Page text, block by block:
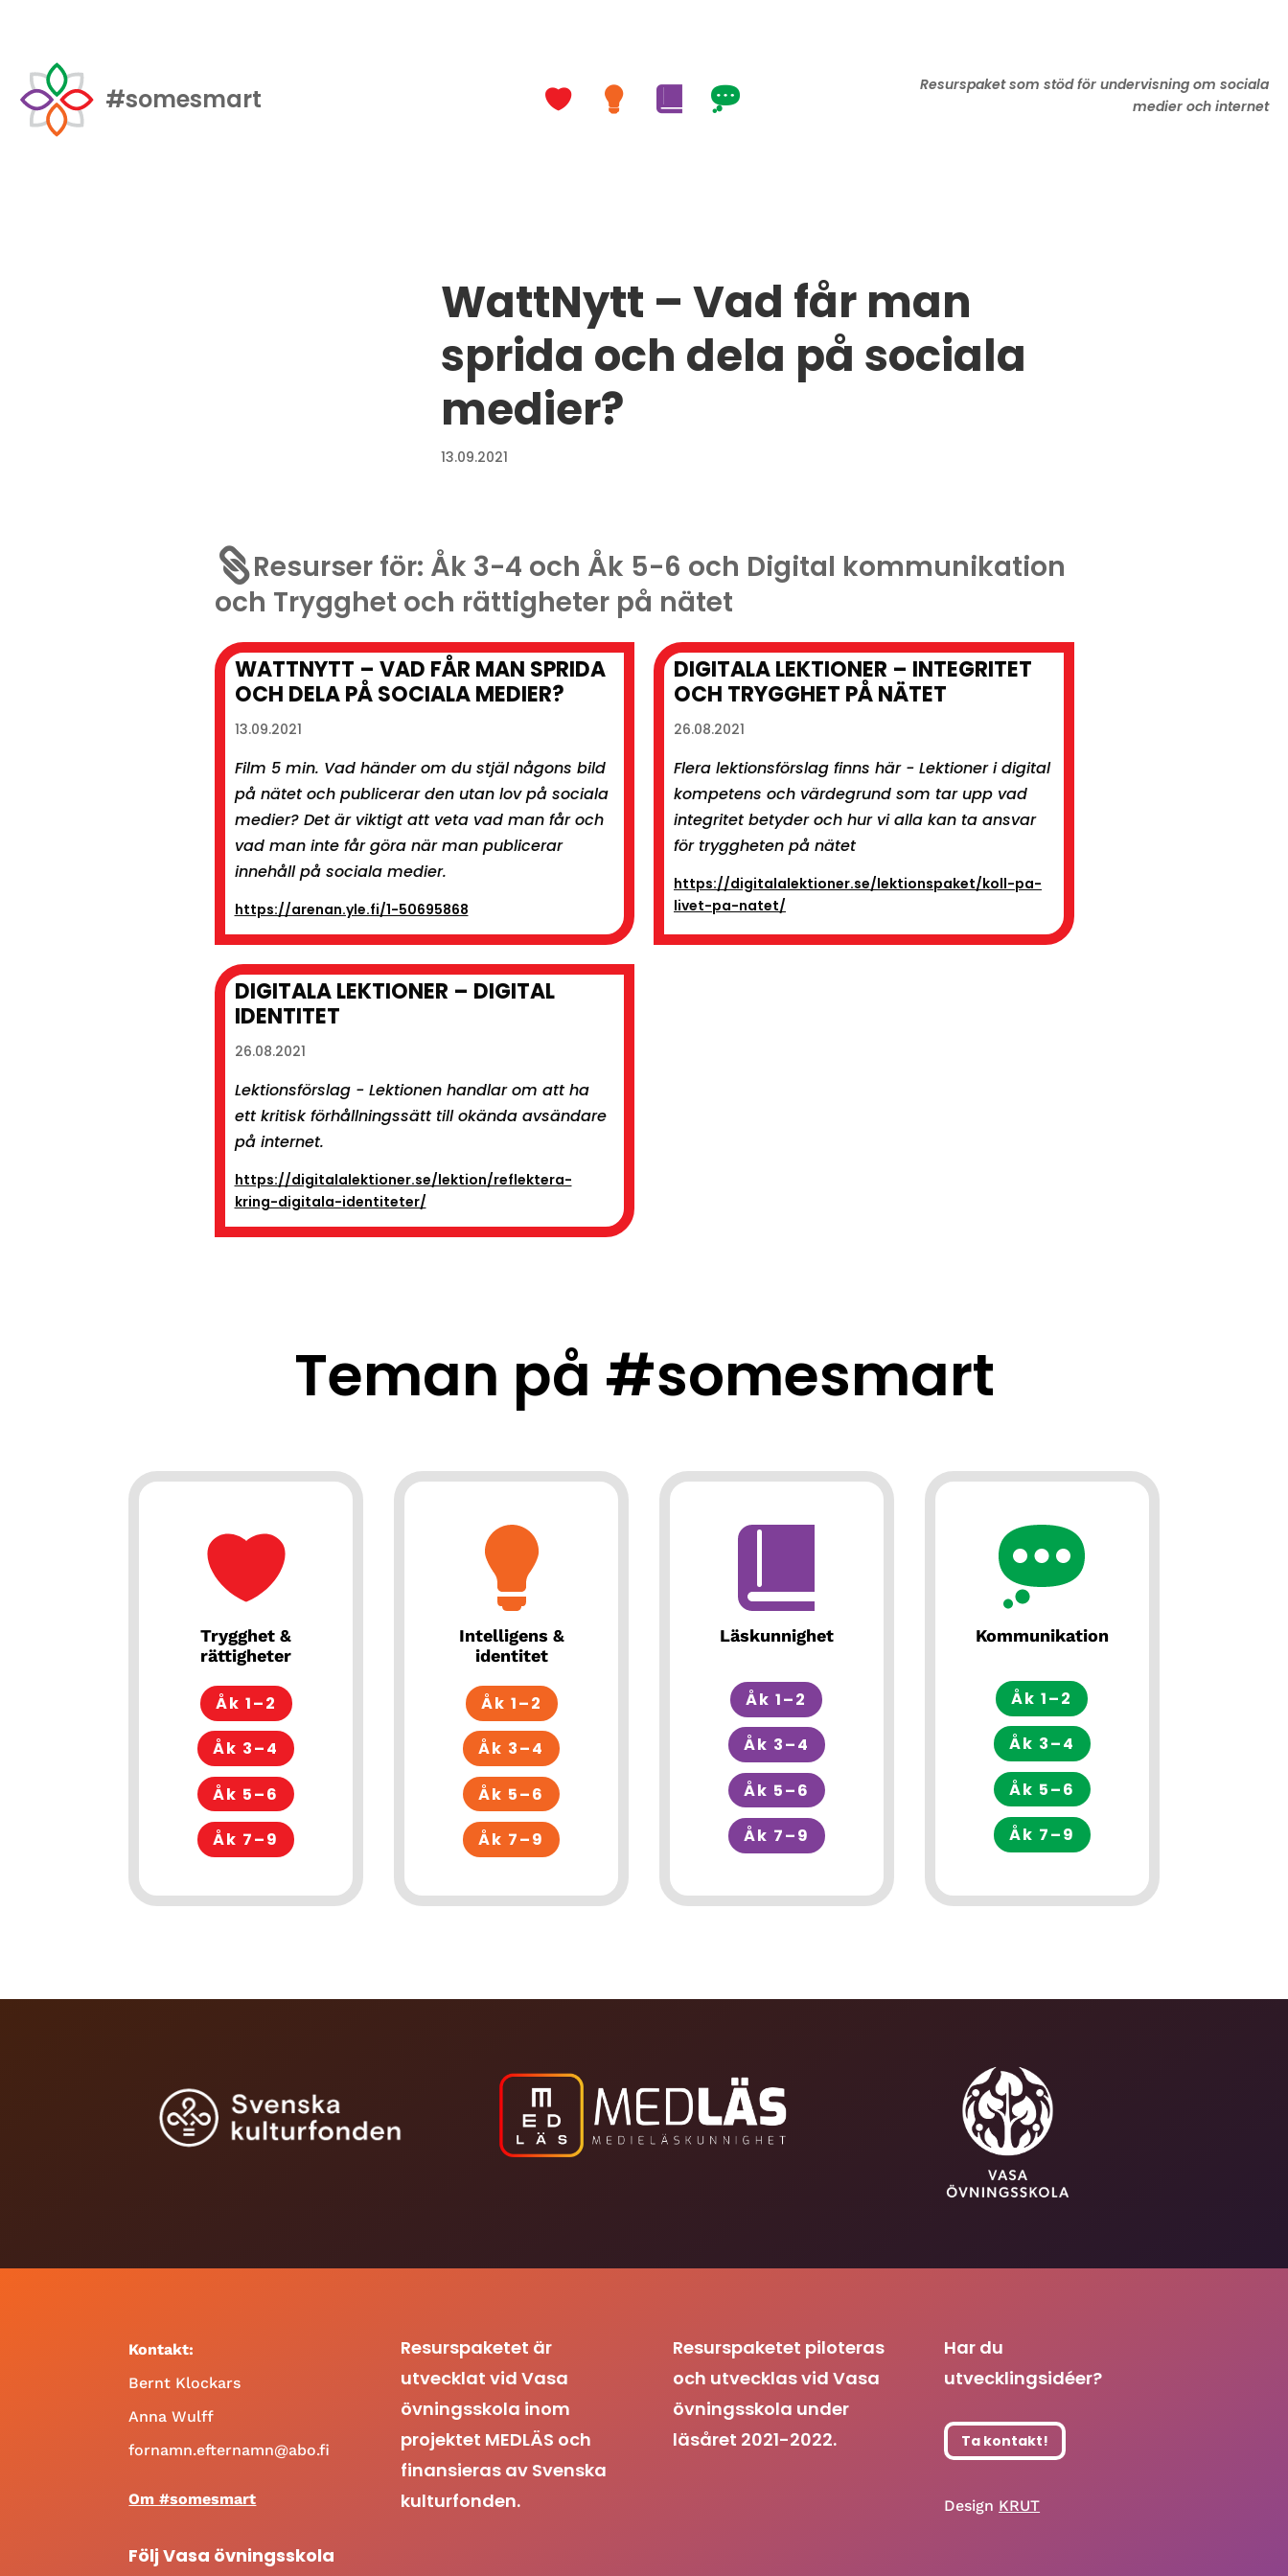
#somesmart
Resurspaket som stöd för undervisning om sociala
medier och internet
WattNytt – Vad får man
sprida och dela på sociala
medier?
13.09.2021
Resurser för: Åk 3-4 och Åk 5-6 och Digital kommunikation
och Trygghet och rättigheter på nätet
WATTNYTT – VAD FÅR MAN SPRIDA
OCH DELA PÅ SOCIALA MEDIER?
13.09.2021
Film 5 min. Vad händer om du stjäl någons bild
på nätet och publicerar den utan lov på sociala
medier? Det är viktigt att veta vad man får och
vad man inte får göra när man publicerar
innehåll på sociala medier.
https://arenan.yle.fi/1-50695868
DIGITALA LEKTIONER – INTEGRITET
OCH TRYGGHET PÅ NÄTET
26.08.2021
Flera lektionsförslag finns här - Lektioner i digital
kompetens och värdegrund som tar upp vad
integritet betyder och hur vi alla kan ta ansvar
för tryggheten på nätet
https://digitalalektioner.se/lektionspaket/koll-pa-
livet-pa-natet/
DIGITALA LEKTIONER – DIGITAL
IDENTITET
26.08.2021
Lektionsförslag - Lektionen handlar om att ha
ett kritisk förhållningssätt till okända avsändare
på internet.
https://digitalalektioner.se/lektion/reflektera-
kring-digitala-identiteter/
Teman på #somesmart
Trygghet &
rättigheter
Åk 1–2
Åk 3–4
Åk 5–6
Åk 7–9
Intelligens &
identitet
Åk 1–2
Åk 3–4
Åk 5–6
Åk 7–9
Läskunnighet
Åk 1–2
Åk 3–4
Åk 5–6
Åk 7–9
Kommunikation
Åk 1–2
Åk 3–4
Åk 5–6
Åk 7–9
Kontakt:
Bernt Klockars
Anna Wulff
fornamn.efternamn@abo.fi
Om #somesmart
Följ Vasa övningsskola
Resurspaketet är
utvecklat vid Vasa
övningsskola inom
projektet MEDLÄS och
finansieras av Svenska
kulturfonden.
Resurspaketet piloteras
och utvecklas vid Vasa
övningsskola under
läsåret 2021-2022.
Har du
utvecklingsidéer?
Ta kontakt!
Design KRUT